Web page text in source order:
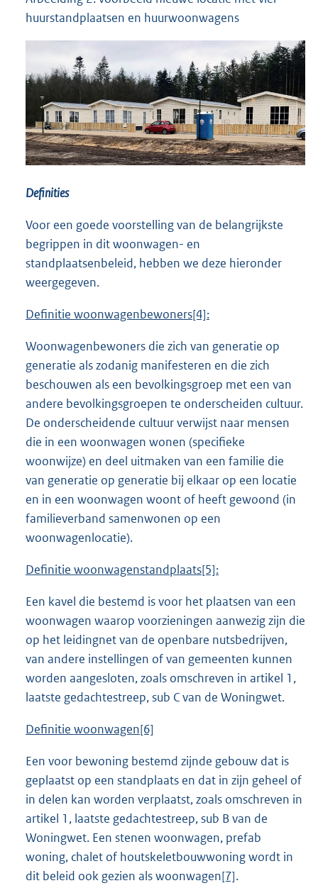
huurstandplaatsen en huurwoonwagens
Definities
Voor een goede voorstelling van de belangrijkste
begrippen in dit woonwagen- en
standplaatsenbeleid, hebben we deze hieronder
weergegeven.
Definitie woonwagenbewoners[4]:
Woonwagenbewoners die zich van generatie op
generatie als zodanig manifesteren en die zich
beschouwen als een bevolkingsgroep met een van
andere bevolkingsgroepen te onderscheiden cultuur.
De onderscheidende cultuur verwijst naar mensen
die in een woonwagen wonen (specifieke
woonwijze) en deel uitmaken van een familie die
van generatie op generatie bij elkaar op een locatie
en in een woonwagen woont of heeft gewoond (in
familieverband samenwonen op een
woonwagenlocatie).
Definitie woonwagenstandplaats[5]:
Een kavel die bestemd is voor het plaatsen van een
woonwagen waarop voorzieningen aanwezig zijn die
op het leidingnet van de openbare nutsbedrijven,
van andere instellingen of van gemeenten kunnen
worden aangesloten, zoals omschreven in artikel 1,
laatste gedachtestreep, sub C van de Woningwet.
Definitie woonwagen[6]
Een voor bewoning bestemd zijnde gebouw dat is
geplaatst op een standplaats en dat in zijn geheel of
in delen kan worden verplaatst, zoals omschreven in
artikel 1, laatste gedachtestreep, sub B van de
Woningwet. Een stenen woonwagen, prefab
woning, chalet of houtskeletbouwwoning wordt in
dit beleid ook gezien als woonwagen[7].